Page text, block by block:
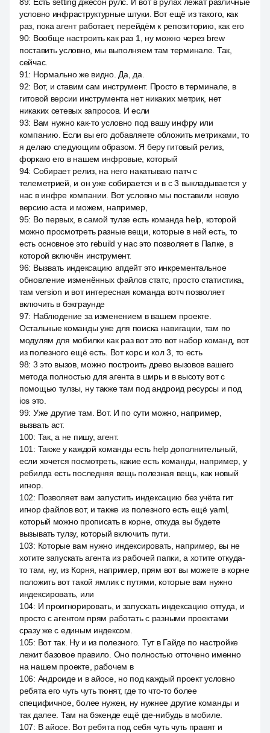
условно инфраструктурные штуки. Вот ещё из такого, как
раз, пока агент работает, перейдём к репозиторию, как его
90: Вообще настроить как раз 1, ну можно через brew
поставить условно, мы выполняем там терминале. Так,
сейчас.
91: Нормально же видно. Да, да.
92: Вот, и ставим сам инструмент. Просто в терминале, в
гитовой версии инструмента нет никаких метрик, нет
никаких сетевых запросов. И если
93: Вам нужно как-то условно под вашу инфру или
компанию. Если вы его добавляете обложить метриками, то
я делаю следующим образом. Я беру гитовый релиз,
форкаю его в нашем инфровые, который
94: Собирает релиз, на него накатываю патч с
телеметрией, и он уже собирается и в с 3 выкладывается у
нас в инфре компании. Вот условно мы поставили новую
версию аста и можем, например,
95: Во первых, в самой тулзе есть команда help, которой
можно просмотреть разные вещи, которые в ней есть, то
есть основное это rebuild у нас это позволяет в Папке, в
которой включён инструмент.
96: Вызвать индексацию апдейт это инкрементальное
обновление изменённых файлов статс, просто статистика,
там version и вот интересная команда вотч позволяет
включить в бэкграунде
97: Наблюдение за изменением в вашем проекте.
Остальные команды уже для поиска навигации, там по
модулям для мобилки как раз вот это вот набор команд, вот
из полезного ещё есть. Вот корс и кол 3, то есть
98: 3 это вызов, можно построить древо вызовов вашего
метода полностью для агента в ширь и в высоту вот с
помощью тулзы, ну также там под андроид ресурсы и под
ios это.
99: Уже другие там. Вот. И по сути можно, например,
вызвать аст.
100: Так, а не пишу, агент.
101 : Также у каждой команды есть help дополнительный,
если хочется посмотреть, какие есть команды, например, у
ребилда есть последняя вещь полезная вещь, как новый
игнор.
102: Позволяет вам запустить индексацию без учёта гит
игнор файлов вот, и также из полезного есть ещё yaml,
который можно прописать в корне, откуда вы будете
вызывать тулзу, который включить пути.
103: Которые вам нужно индексировать, например, вы не
хотите запускать агента из рабочей папки, а хотите откуда-
то там, ну, из Корня, например, прям вот вы можете в корне
положить вот такой ямлик с путями, которые вам нужно
индексировать, или
104: И проигнорировать, и запускать индексацию оттуда, и
просто с агентом прям работать с разными проектами
сразу же с единым индексом.
105: Вот так. Ну и из полезного. Тут в Гайде по настройке
лежит базовое правило. Оно полностью отточено именно
на нашем проекте, рабочем в
106: Андроиде и в айосе, но под каждый проект условно
ребята его чуть чуть тюнят, где то что-то более
специфичное, более нужен, ну нужнее другие команды и
так далее. Там на бэкенде ещё где-нибудь в мобиле.
107: В айосе. Вот ребята под себя чуть чуть правят и